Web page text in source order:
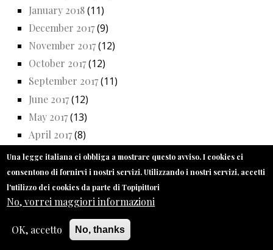
January 2018(11)
December 2017(9)
November 2017(12)
October 2017(12)
September 2017(11)
June 2017(12)
May 2017(13)
April 2017(8)
March 2017 (13)
February 2017(11)
January 2017(11)
December 2016(8)
November 2016(13)
October 2016(13)
Una legge italiana ci obbliga a mostrare questo avviso. I cookies ci
consentono di fornirvi i nostri servizi. Utilizzando i nostri servizi, accetti
l'utilizzo dei cookies da parte di Topipittori
No, vorrei maggiori informazioni
OK, accetto No, thanks